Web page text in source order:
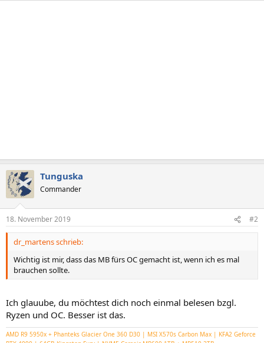
Tunguska
Commander
18. November 2019 #2
dr_martens schrieb:
Wichtig ist mir, dass das MB fürs OC gemacht ist, wenn ich es mal
brauchen sollte.
Ich glauube, du möchtest dich noch einmal belesen bzgl.
Ryzen und OC. Besser ist das.
AMD R9 5950x + Phanteks Glacier One 360 D30 | MSI X570s Carbon Max | KFA2 Geforce